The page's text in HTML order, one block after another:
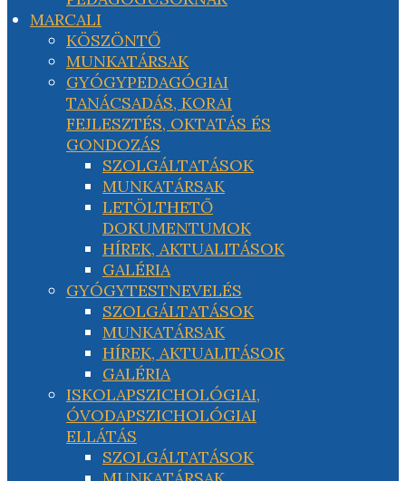
MARCALI
KÖSZÖNTŐ
MUNKATÁRSAK
GYÓGYPEDAGÓGIAI
TANÁCSADÁS, KORAI
FEJLESZTÉS, OKTATÁS ÉS
GONDOZÁS
SZOLGÁLTATÁSOK
MUNKATÁRSAK
LETÖLTHETŐ
DOKUMENTUMOK
HÍREK, AKTUALITÁSOK
GALÉRIA
GYÓGYTESTNEVELÉS
SZOLGÁLTATÁSOK
MUNKATÁRSAK
HÍREK, AKTUALITÁSOK
GALÉRIA
ISKOLAPSZICHOLÓGIAI,
ÓVODAPSZICHOLÓGIAI
ELLÁTÁS
SZOLGÁLTATÁSOK